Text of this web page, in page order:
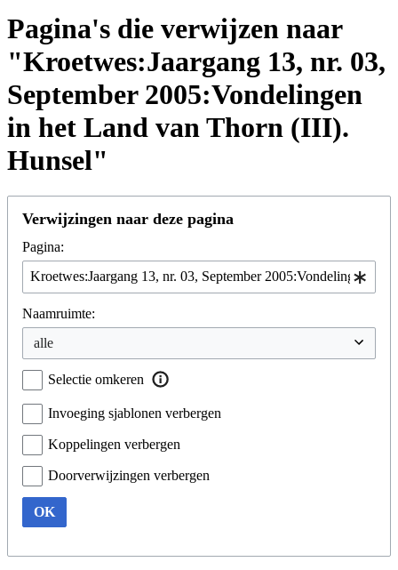
Pagina's die verwijzen naar
"Kroetwes:Jaargang 13, nr. 03,
September 2005:Vondelingen
in het Land van Thorn (III).
Hunsel"
Verwijzingen naar deze pagina
Pagina:
Naamruimte:
Selectie omkeren
Invoeging sjablonen verbergen
Koppelingen verbergen
Doorverwijzingen verbergen
OK